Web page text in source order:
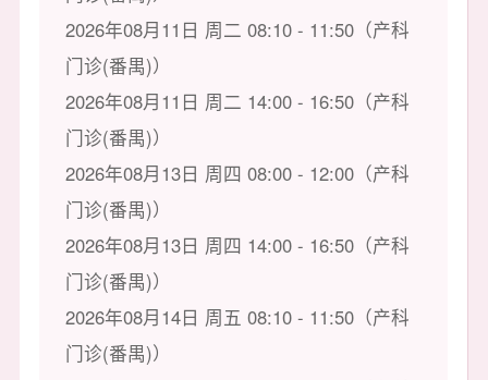
2026年08月11日 周二 08:10 - 11:50（产科
门诊(番禺)）
2026年08月11日 周二 14:00 - 16:50（产科
门诊(番禺)）
2026年08月13日 周四 08:00 - 12:00（产科
门诊(番禺)）
2026年08月13日 周四 14:00 - 16:50（产科
门诊(番禺)）
2026年08月14日 周五 08:10 - 11:50（产科
门诊(番禺)）